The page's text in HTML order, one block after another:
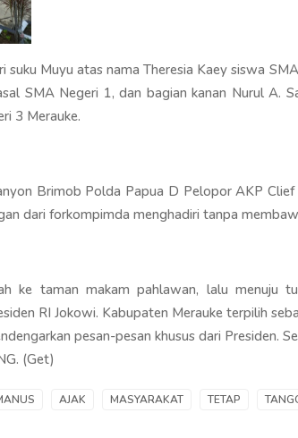
Muyu atas nama Theresia Kaey siswa
SMA Negeri 1, dan bagian kanan Nurul A.
3 Merauke.
Brimob Polda Papua D Pelopor AKP
dari forkompimda menghadiri tanpa
ke taman makam pahlawan, lalu menuju
RI Jokowi. Kabupaten Merauke terpilih
pesan-pesan khusus dari Presiden.
(Get)
AJAK MASYARAKAT TETAP